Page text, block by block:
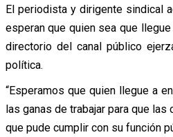
El periodista y dirigente sindical
esperan que quien sea que
directorio del canal público
política.
“Esperamos que quien llegue a
las ganas de trabajar para que las
que pude cumplir con su función